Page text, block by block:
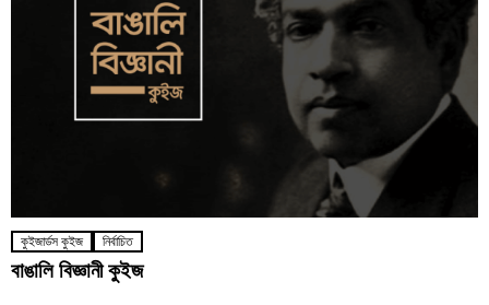
কুইজার্ডস কুইজ নির্বাচিত
বাঙালি বিজ্ঞানী কুইজ